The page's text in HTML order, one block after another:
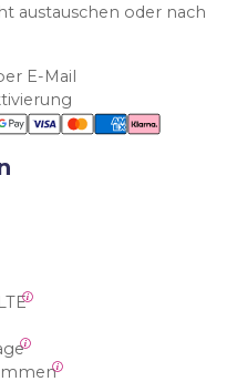
austauschen oder nach
E-Mail